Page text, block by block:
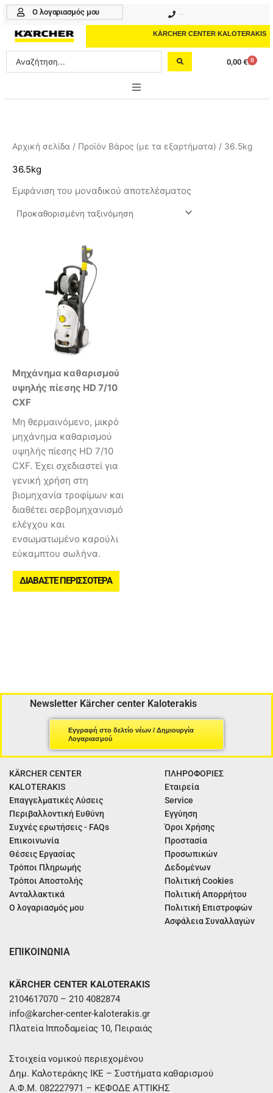
Μετάβαση
περιεχόμενο
Ο λογαριασμός μου
KÄRCHER CENTER KALOTERAKIS
Search
...
0,00 € 0
Cart
PROFESSIONAL
ΑΞΕΣΟΥΑΡ
ΚΑΘΑΡΙΣΤΙΚΑ
Αρχική σελίδα / Προϊόν Βάρος (με τα εξαρτήματα) / 36.5kg
36.5kg
Εμφάνιση του μοναδικού αποτελέσματος
Μηχάνημα καθαρισμού
υψηλής πίεσης HD 7/10
CXF
Μη θερμαινόμενο, μικρό
μηχάνημα καθαρισμού
υψηλής πίεσης HD 7/10
CXF. Έχει σχεδιαστεί για
γενική χρήση στη
βιομηχανία τροφίμων και
διαθέτει σερβομηχανισμό
ελέγχου και
ενσωματωμένο καρούλι
εύκαμπτου σωλήνα.
ΔΙΑΒΆΣΤΕ ΠΕΡΙΣΣΌΤΕΡΑ
Newsletter Kärcher center Kaloterakis
Εγγραφή στο δελτίο νέων / Δημιουργία
Λογαριασμού
KÄRCHER CENTER
KALOTERAKIS
Επαγγελματικές Λύσεις
Περιβαλλοντική Ευθύνη
Συχνές ερωτήσεις - FAQs
Επικοινωνία
Θέσεις Εργασίας
Τρόποι Πληρωμής
Τρόποι Αποστολής
Ανταλλακτικά
Ο λογαριασμός μου
ΠΛΗΡΟΦΟΡΙΕΣ
Εταιρεία
Service
Εγγύηση
Όροι Χρήσης
Προστασία
Προσωπικών
Δεδομένων
Πολιτική Cookies
Πολιτική Απορρήτου
Πολιτική Επιστροφών
Ασφάλεια Συναλλαγών
ΕΠΙΚΟΙΝΩΝΙΑ
KÄRCHER CENTER KALOTERAKIS
2104617070 – 210 4082874
info@karcher-center-kaloterakis.gr
Πλατεία Ιπποδαμείας 10, Πειραιάς
Στοιχεία νομικού περιεχομένου
Δημ. Καλοτεράκης ΙΚΕ – Συστήματα καθαρισμού
Α.Φ.Μ. 082227971 – ΚΕΦΟΔΕ ΑΤΤΙΚΗΣ